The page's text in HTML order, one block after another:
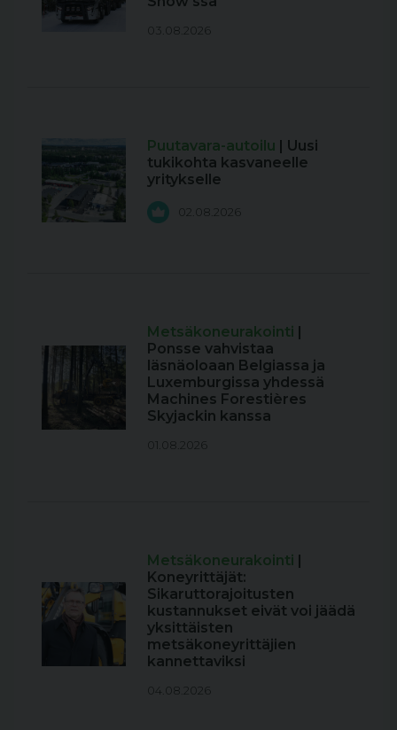
03.08.2026
Puutavara-autoilu | Uusi
tukikohta kasvaneelle
yritykselle
02.08.2026
Metsäkoneurakointi |
Ponsse vahvistaa
läsnäoloaan Belgiassa ja
Luxemburgissa yhdessä
Machines Forestières
Skyjackin kanssa
01.08.2026
Metsäkoneurakointi |
Koneyrittäjät:
Sikaruttorajoitusten
kustannukset eivät voi jäädä
yksittäisten
metsäkoneyrittäjien
kannettaviksi
04.08.2026